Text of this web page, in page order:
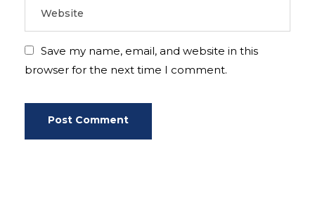
Save my name, email, and website in this
browser for the next time I comment.